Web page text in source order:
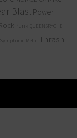
BlastPower
Punk QUEENSRYCHE
Symphonic Metal
Thrash